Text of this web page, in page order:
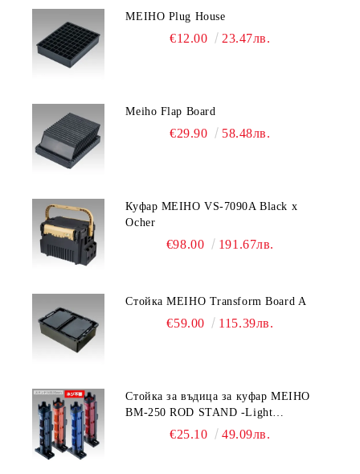
MEIHO Plug House
€12.00 23.47лв.
Meiho Flap Board
€29.90 58.48лв.
Куфар MEIHO VS-7090A Black x
Ocher
€98.00 191.67лв.
Стойка MEIHO Transform Board A
€59.00 115.39лв.
Стойка за въдица за куфар MEIHO
BM-250 ROD STAND -Light
Blue/Black color
€25.10 49.09лв.